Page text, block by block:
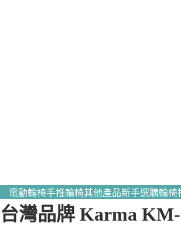
電動輪椅手推輪椅其他產品新手選購輪椅
台灣品牌 Karma